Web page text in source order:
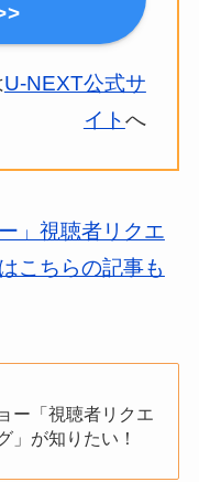
U-NEXT公式サ
イトへ
」視聴者リクエ
こちらの記事も
ー「視聴者リクエ
」が知りたい！